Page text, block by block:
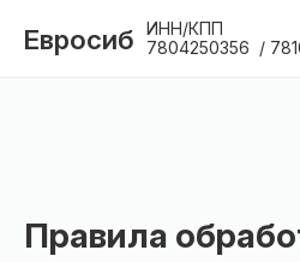
Евросиб
ИНН/КПП
7804250356  /
Правила